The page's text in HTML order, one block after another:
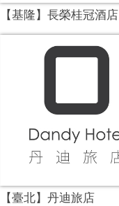
【基隆】長榮桂冠酒店
【臺北】丹迪旅店